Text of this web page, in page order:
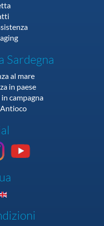
Sardegna
al mare
in paese
in campagna